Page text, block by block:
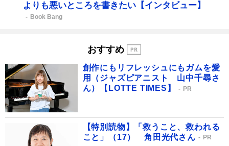
よりも悪いところを書きたい【インタビュー】
Book Bang
おすすめ
創作にもリフレッシュにもガムを愛
用（ジャズピアニスト 山中千尋さ
ん）【LOTTE TIMES】
PR
【特別読物】「救うこと、救われる
こと」（17） 角田光代さん
PR